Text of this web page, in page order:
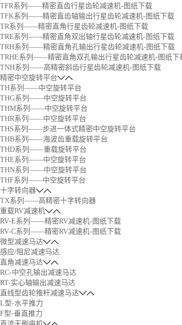
TFR系列——精密直齿行星齿轮减速机-图纸下载
TFK系列——精密直齿轴输出行星齿轮减速机-图纸下载
TR系列——精密直角行星齿轮减速机-图纸下载
TRE系列——精密直角双出轴行星齿轮减速机-图纸下载
TRH系列——精密直角孔输出行星齿轮减速机-图纸下载
TRHE系列——精密直角双孔输出行星齿轮减速机-图纸下
TNH系列——高精密斜齿行星齿轮减速机-图纸下载
精密中空旋转平台
TH系列——中空旋转平台
THG系列——中空旋转平台
THM系列——中空旋转平台
THR系列——中空旋转平台
THS系列——步进一体式精密中空旋转平台
THB系列——海波齿重载旋转平台
THD系列——重载旋转平台
THE系列——中空旋转平台
THN系列——中空旋转平台
THF系列——中空旋转平台
十字转向器
TX系列——高精密十字转向器
重载RV减速机
RV-E系列——精密RV减速机-图纸下载
RV-C系列——精密RV减速机-图纸下载
微型减速马达
感应/阻尼减速马达
直角减速马达
RC-中空孔输出减速马达
RT-实心轴输出减速马达
直线型齿轮推杆减速马达
L型-水平推力
F型-垂直推力